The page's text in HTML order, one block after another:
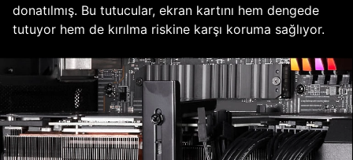
donatılmış. Bu tutucular, ekran kartını hem dengede
tutuyor hem de kırılma riskine karşı koruma sağlıyor.